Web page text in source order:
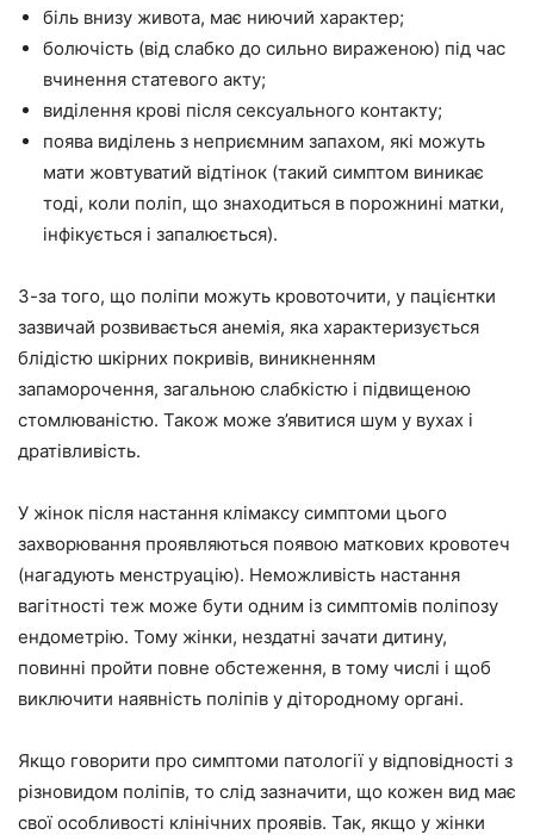
біль внизу живота, має ниючий характер;
болючість (від слабко до сильно вираженою) під час
вчинення статевого акту;
виділення крові після сексуального контакту;
поява виділень з неприємним запахом, які можуть
мати жовтуватий відтінок (такий симптом виникає
тоді, коли поліп, що знаходиться в порожнині матки,
інфікується і запалюється).
З-за того, що поліпи можуть кровоточити, у пацієнтки
зазвичай розвивається анемія, яка характеризується
блідістю шкірних покривів, виникненням
запаморочення, загальною слабкістю і підвищеною
стомлюваністю. Також може з’явитися шум у вухах і
дратівливість.
У жінок після настання клімаксу симптоми цього
захворювання проявляються появою маткових кровотеч
(нагадують менструацію). Неможливість настання
вагітності теж може бути одним із симптомів поліпозу
ендометрію. Тому жінки, нездатні зачати дитину,
повинні пройти повне обстеження, в тому числі і щоб
виключити наявність поліпів у дітородному органі.
Якщо говорити про симптоми патології у відповідності з
різновидом поліпів, то слід зазначити, що кожен вид має
свої особливості клінічних проявів. Так, якщо у жінки